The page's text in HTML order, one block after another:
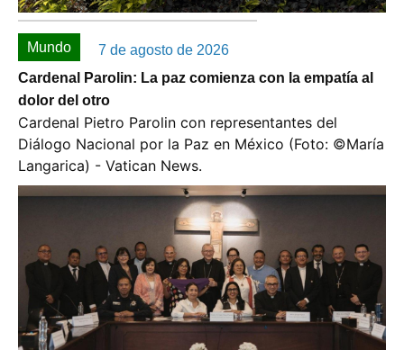
Mundo
7 de agosto de 2026
Cardenal Parolin: La paz comienza con la empatía al
dolor del otro
Cardenal Pietro Parolin con representantes del
Diálogo Nacional por la Paz en México (Foto: ©️María
Langarica) - Vatican News.